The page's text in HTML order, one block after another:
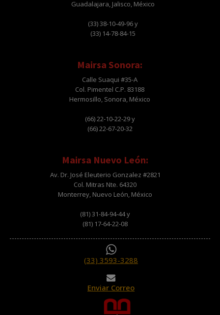
Guadalajara, Jalisco, México
(33) 38-10-49-96 y
(33) 14-78-84-15
Mairsa Sonora:
Calle Suaqui #35-A
Col. Pimentel C.P. 83188
Hermosillo, Sonora, México
(66) 22-10-22-29 y
(66) 22-67-20-32
Mairsa Nuevo León:
Av. Dr. José Eleuterio Gonzalez #2821
Col. Mitras Nte. 64320
Monterrey, Nuevo León, México
(81) 31-84-94-44 y
(81) 17-64-22-08
(33) 3593-3288
Enviar Correo